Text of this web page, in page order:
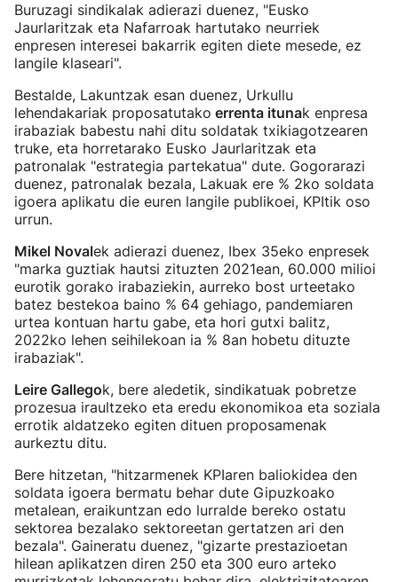
Buruzagi sindikalak adierazi duenez, "Eusko
Jaurlaritzak eta Nafarroak hartutako neurriek
enpresen interesei bakarrik egiten diete mesede, ez
langile klaseari".
Bestalde, Lakuntzak esan duenez, Urkullu
lehendakariak proposatutako errenta itunak enpresa
irabaziak babestu nahi ditu soldatak txikiagotzearen
truke, eta horretarako Eusko Jaurlaritzak eta
patronalak "estrategia partekatua" dute. Gogorarazi
duenez, patronalak bezala, Lakuak ere % 2ko soldata
igoera aplikatu die euren langile publikoei, KPItik oso
urrun.
Mikel Novalek adierazi duenez, Ibex 35eko enpresek
"marka guztiak hautsi zituzten 2021ean, 60.000 milioi
eurotik gorako irabaziekin, aurreko bost urteetako
batez bestekoa baino % 64 gehiago, pandemiaren
urtea kontuan hartu gabe, eta hori gutxi balitz,
2022ko lehen seihilekoan ia % 8an hobetu dituzte
irabaziak".
Leire Gallegok, bere aledetik, sindikatuak pobretze
prozesua iraultzeko eta eredu ekonomikoa eta soziala
errotik aldatzeko egiten dituen proposamenak
aurkeztu ditu.
Bere hitzetan, "hitzarmenek KPIaren baliokidea den
soldata igoera bermatu behar dute Gipuzkoako
metalean, eraikuntzan edo lurralde bereko ostatu
sektorea bezalako sektoreetan gertatzen ari den
bezala". Gaineratu duenez, "gizarte prestazioetan
hilean aplikatzen diren 250 eta 300 euro arteko